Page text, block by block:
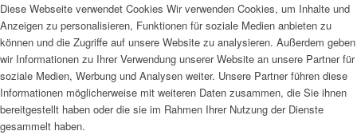
Diese Webseite verwendet Cookies Wir verwenden Cookies, um Inhalte und
Anzeigen zu personalisieren, Funktionen für soziale Medien anbieten zu
können und die Zugriffe auf unsere Website zu analysieren. Außerdem geben
wir Informationen zu Ihrer Verwendung unserer Website an unsere Partner für
soziale Medien, Werbung und Analysen weiter. Unsere Partner führen diese
Informationen möglicherweise mit weiteren Daten zusammen, die Sie ihnen
bereitgestellt haben oder die sie im Rahmen Ihrer Nutzung der Dienste
gesammelt haben.